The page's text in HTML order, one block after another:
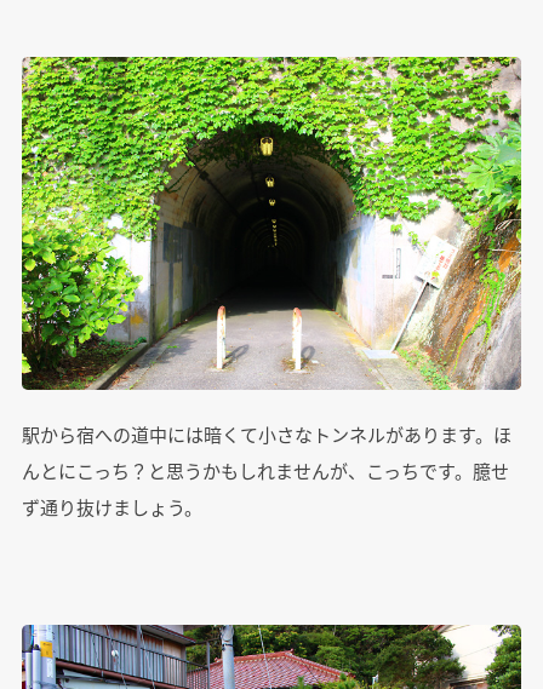
駅から宿への道中には暗くて小さなトンネルがあります。ほ
んとにこっち？と思うかもしれませんが、こっちです。臆せ
ず通り抜けましょう。